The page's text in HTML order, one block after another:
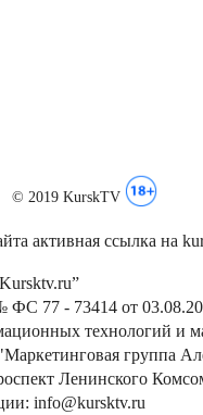
© 2019 KurskTV
активная ссылка на
77 - 73414 от
технологий и
группа
Ленинского
info@kursktv.ru